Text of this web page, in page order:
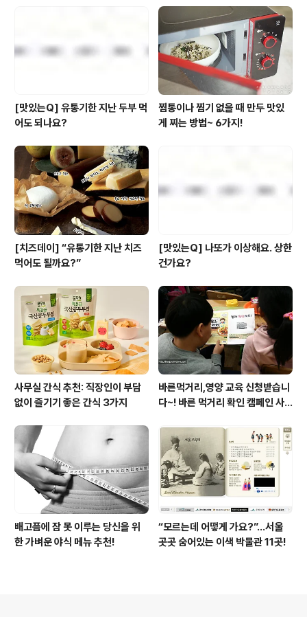
됩니다. +_+ 1) 밤과 부침개는 남자 몫! 2) 어지르지 않는
것도 도와주는 것! 3) 구정 때 한번 잘하면 1년이 편안...
(헛) 아, 그리고 모든 풀사이 가족분들~ 아무리 명절이..
[맛있는Q] 유통기한 지난 두부 먹
어도 되나요?
찜통이나 찜기 없을 때 만두 맛있
게 찌는 방법~ 6가지!
[치즈데이] “유통기한 지난 치즈
먹어도 될까요?”
[맛있는Q] 나또가 이상해요. 상한
건가요?
사무실 간식 추천: 직장인이 부담
없이 즐기기 좋은 간식 3가지
바른먹거리,영양 교육 신청받습니
다~! 바른 먹거리 확인 캠페인 사
배고픔에 잠 못 이루는 당신을 위
한 가벼운 야식 메뉴 추천!
“모르는데 어떻게 가요?”...서울
곳곳 숨어있는 이색 박물관 11곳!